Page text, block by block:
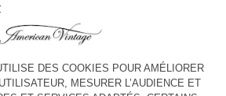
de ces 300 points, le solde de
de nouveau supérieur ou égal à 300
d’un nouvel avantage -10% à valoir
dans la limite des restrictions